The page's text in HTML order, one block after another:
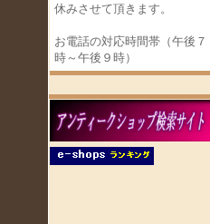
休みさせて頂きます。
お電話の対応時間帯（午後７
時～午後９時）